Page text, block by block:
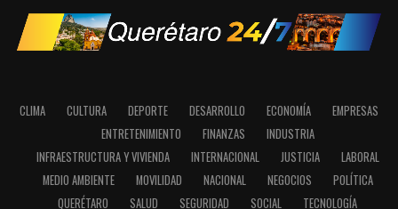
CLIMA CULTURA DEPORTE DESARROLLO ECONOMÍA
EMPRESAS
ENTRETENIMIENTO
FINANZAS
INDUSTRIA
INFRAESTRUCTURA Y VIVIENDA
INTERNACIONAL JUSTICIA
LABORAL
MEDIO AMBIENTE
MOVILIDAD NACIONAL NEGOCIOS
POLÍTICA
QUERÉTARO
SALUD SEGURIDAD SOCIAL TECNOLOGÍA